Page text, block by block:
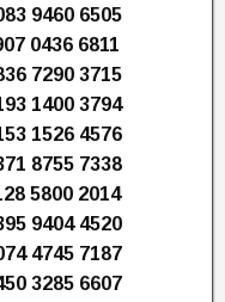
9460 6505
0436 6811
7290 3715
1400 3794
1526 4576
8755 7338
5800 2014
9404 4520
4745 7187
3285 6607